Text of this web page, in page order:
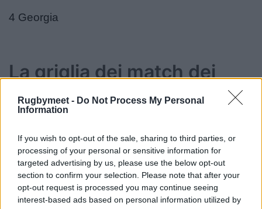
Rugbymeet - Do Not Process My Personal
Information
If you wish to opt-out of the sale, sharing to third parties, or
processing of your personal or sensitive information for
targeted advertising by us, please use the below opt-out
section to confirm your selection. Please note that after your
opt-out request is processed you may continue seeing
interest-based ads based on personal information utilized by
4 Georgia
La griglia dei match dei
playoff:
“Payanini Center” Verona
ore 15:30 – Georgia v Spagna (10 v 11)
ore 18:00 – Irlanda v Scozia (9 v 12)
ore 20:30 – Italia v Australia (7 v 6)